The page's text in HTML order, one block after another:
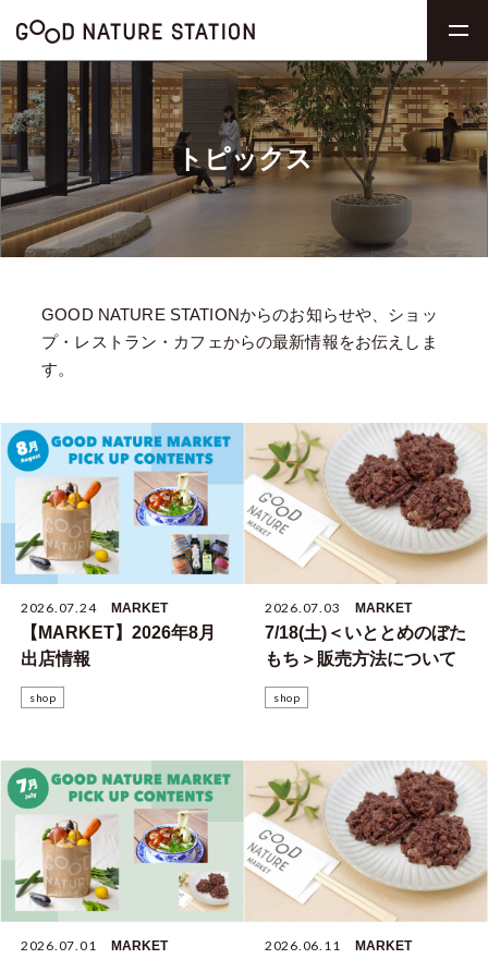
トピックス
GOOD NATURE STATIONからのお知らせや、ショッ
プ・レストラン・カフェからの最新情報をお伝えしま
す。
2026.07.24 MARKET
【MARKET】2026年8月
出店情報
shop
2026.07.03 MARKET
7/18(土)＜いととめのぼた
もち＞販売方法について
shop
2026.07.01 MARKET 2026.06.11 MARKET